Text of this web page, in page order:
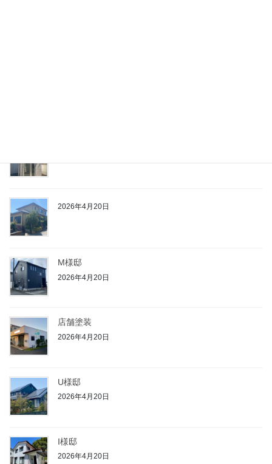
2026年4月20日
M様邸
2026年4月20日
店舗塗装
2026年4月20日
U様邸
2026年4月20日
I様邸
2026年4月20日